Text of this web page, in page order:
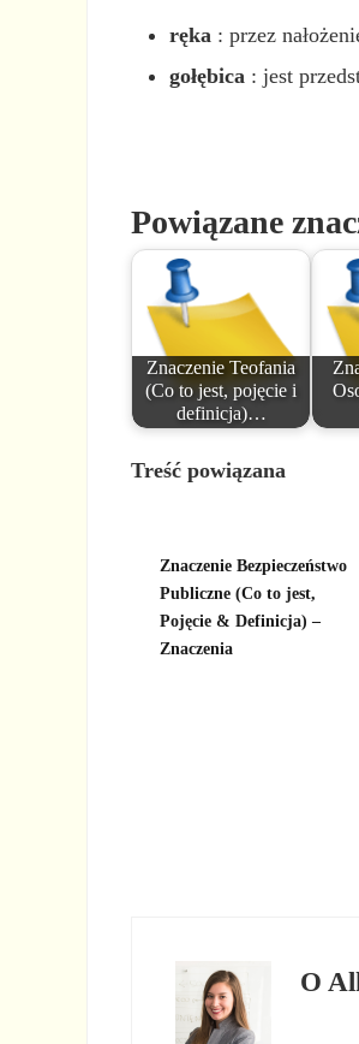
ręka: przez
gołębica: jest
Powiązane
Znaczenie Teofania
(Co to jest, pojęcie i
definicja)…
Treść powiązana
Znaczenie Bezpieczeństwo
Publiczne (Co to jest,
Pojęcie & Definicja) –
Znaczenia
O